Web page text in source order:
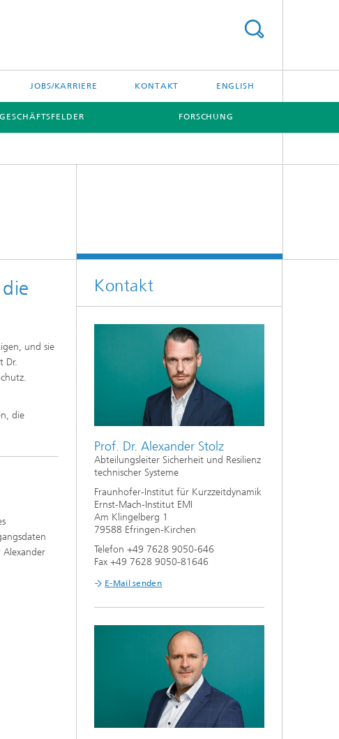
JOBS/KARRIERE KONTAKT ENGLISH
GESCHÄFTSFELDER FORSCHUNG
und sie
Dr.
die
Alexander
Kontakt
Prof. Dr. Alexander Stolz
Abteilungsleiter Sicherheit und Resilienz
technischer Systeme
Fraunhofer-Institut für Kurzzeitdynamik
Ernst-Mach-Institut EMI
Am Klingelberg 1
79588 Efringen-Kirchen
Telefon +49 7628 9050-646
Fax +49 7628 9050-81646
E-Mail senden